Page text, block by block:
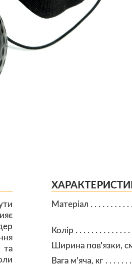
та
Матеріал
Колір
Ширина пов'язки,
Вага м'яча, кг